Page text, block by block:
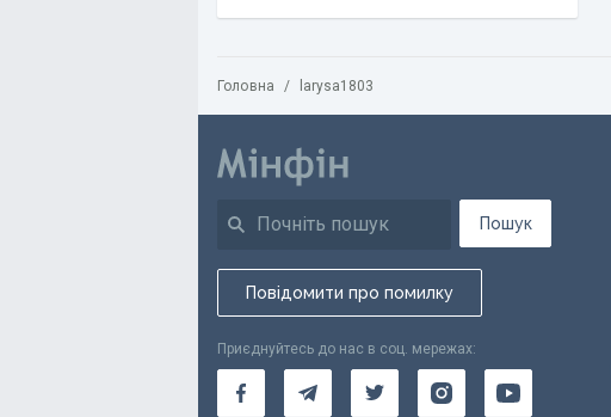
Головна / larysa1803
Пошук
Повідомити про помилку
Приєднуйтесь до нас в соц. мережах: